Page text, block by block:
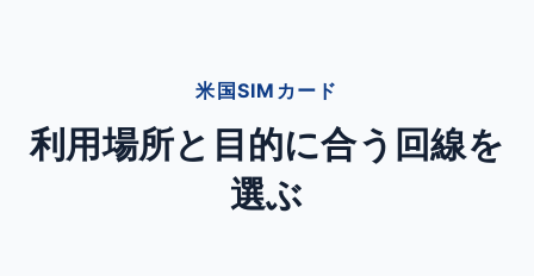
米国SIMカード
利用場所と目的に合う回線を
選ぶ